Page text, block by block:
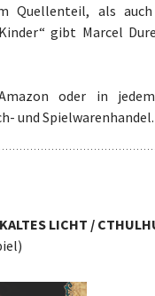
Quellenteil, als
gibt Marcel
oder in
und Spielwarenhandel.
LICHT /